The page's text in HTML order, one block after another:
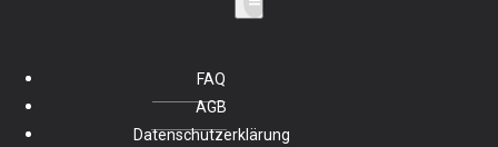
FAQ
AGB
Datenschutzerklärung